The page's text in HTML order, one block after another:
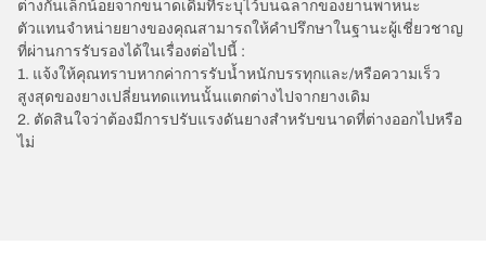
ต่างกันเล็กน้อยจากขนาดเดิมที่ระบุไว้บนฉลากของยานพาหนะ
ตัวแทนจำหน่ายยางของคุณสามารถให้คำปรึกษาในฐานะผู้เชี่ยวชาญ
ที่ผ่านการรับรองได้ในเรื่องต่อไปนี้ :
1. แจ้งให้คุณทราบหากค่าการรับน้ำหนักบรรทุกและ/หรือความเร็ว
สูงสุดของยางเปลี่ยนทดแทนนั้นแตกต่างไปจากยางเดิม
2. ตัดสินใจว่าต้องมีการปรับแรงดันยางสำหรับขนาดที่ต่างออกไปหรือ
ไม่